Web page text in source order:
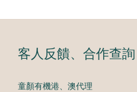
客人反饋、合作查詢
童顏有機港、澳代理